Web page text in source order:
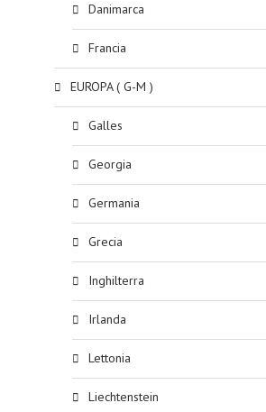
Danimarca
Francia
EUROPA ( G-M )
Galles
Georgia
Germania
Grecia
Inghilterra
Irlanda
Lettonia
Liechtenstein